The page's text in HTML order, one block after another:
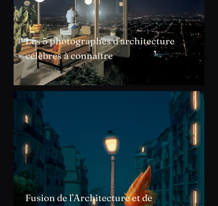
Les 5 photographes d’architecture
célèbres à connaître
SEPT. 2024
Fusion de l’Architecture et de